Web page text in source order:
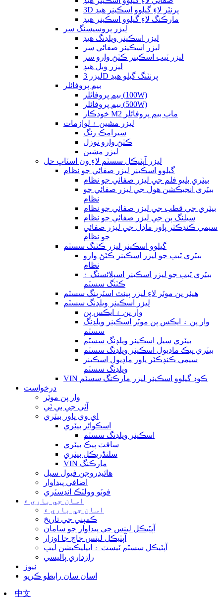
3D پرنٽر لاءِ گيلوو اسڪينر هيڊ
مارڪنگ لاءِ گيلوو اسڪينر هيڊ
ليزر پروسيسنگ سر
ليزر اسڪينر ويلڊنگ هيڊ
ليزر اسڪينر صفائي سر
ليزر ٽيب اسڪينر ڪٽڻ وارو سر
ليزر وبل هيڊ
ليزر 3D پرنٽنگ گيلو هيڊ
بيم پروفائلر
بيم پروفائلر (100W)
بيم پروفائلر (500W)
خودڪار M2 ماپ بيم پروفائلر
ليزر مشين ۽ لوازمات
سيرامڪ رنگ
ڪٽڻ وارو نوزل
ليزر مشين
ليزر آپٽيڪل سسٽم لاءِ ون اسٽاپ حل
گيلوو اسڪينر ليزر صفائي جو نظام
بيٽري بليو فلم جي ليزر صفائي جو نظام
بيٽري انجيڪشن هول جي ليزر صفائي جو
نظام
بيٽري جي قطب جي ليزر صفائي جو نظام
سيلنگ پن جي ليزر صفائي جو نظام
سيمي ڪنڊڪٽر پاور ماڊل جي ليزر صفائي
جو نظام
گيلوو اسڪينر ليزر ڪٽنگ سسٽم
بيٽري ٽيب جو ليزر اسڪينر ڪٽڻ وارو
نظام
بيٽري ٽيب جو ليزر اسڪينر اسپلائسنگ ۽
ڪٽنگ سسٽم
هيئر پن موٽر لاءِ ليزر پينٽ اسٽرپنگ سسٽم
ليزر اسڪينر ويلڊنگ سسٽم
وار پن ۽ ايڪس پن
وار پن ۽ ايڪس پن موٽر اسڪينر ويلڊنگ
سسٽم
بيٽري سيل اسڪينر ويلڊنگ سسٽم
بيٽري پيڪ ماڊيول اسڪينر ويلڊنگ سسٽم
سيمي ڪنڊڪٽر پاور ماڊيول اسڪينر
ويلڊنگ سسٽم
VIN ڪوڊ گيلوو اسڪينر ليزر مارڪنگ سسٽم
درخواست
وار پن موٽر
آئي جي بي ٽي
اي وي پاور بيٽري
اسڪوائر بيٽري
اسڪينر ويلڊنگ سسٽم
سافٽ پيڪ بيٽري
سلنڈريڪل بيٽري
VIN مارڪنگ
هائيڊروجن فيول سيل
اضافي پيداوار
فوٽو وولٽڪ انڊسٽري
اسان جي باري ۾
اسان جي باري ۾
ڪمپني جي تاريخ
آپٽيڪل لينس جي پيداوار جو سامان
آپٽيڪل لينس جاچ جا اوزار
آپٽيڪل سسٽم ٽيسٽ ۽ ايپليڪيشن ليب
رازداري پاليسي
نيوز
اسان سان رابطو ڪريو
中文